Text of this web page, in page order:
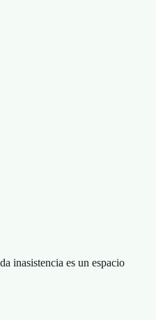
inasistencia es un espacio